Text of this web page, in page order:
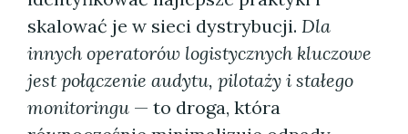
skalować je w sieci dystrybucji. Dla
innych operatorów logistycznych kluczowe
jest połączenie audytu, pilotaży i stałego
monitoringu — to droga, która